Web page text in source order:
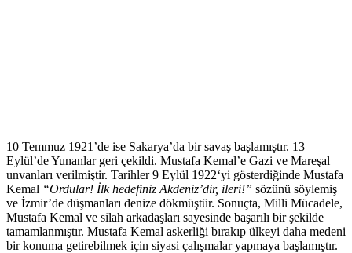
10 Temmuz 1921’de ise Sakarya’da bir savaş başlamıştır. 13
Eylül’de Yunanlar geri çekildi. Mustafa Kemal’e Gazi ve Mareşal
unvanları verilmiştir. Tarihler 9 Eylül 1922‘yi gösterdiğinde Mustafa
Kemal “Ordular! İlk hedefiniz Akdeniz’dir, ileri!” sözünü söylemiş
ve İzmir’de düşmanları denize dökmüştür. Sonuçta, Milli Mücadele,
Mustafa Kemal ve silah arkadaşları sayesinde başarılı bir şekilde
tamamlanmıştır. Mustafa Kemal askerliği bırakıp ülkeyi daha medeni
bir konuma getirebilmek için siyasi çalışmalar yapmaya başlamıştır.